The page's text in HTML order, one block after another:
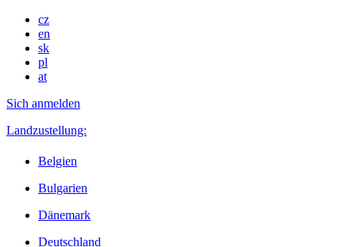
cz
en
sk
pl
at
Sich anmelden
Landzustellung:
Belgien
Bulgarien
Dänemark
Deutschland